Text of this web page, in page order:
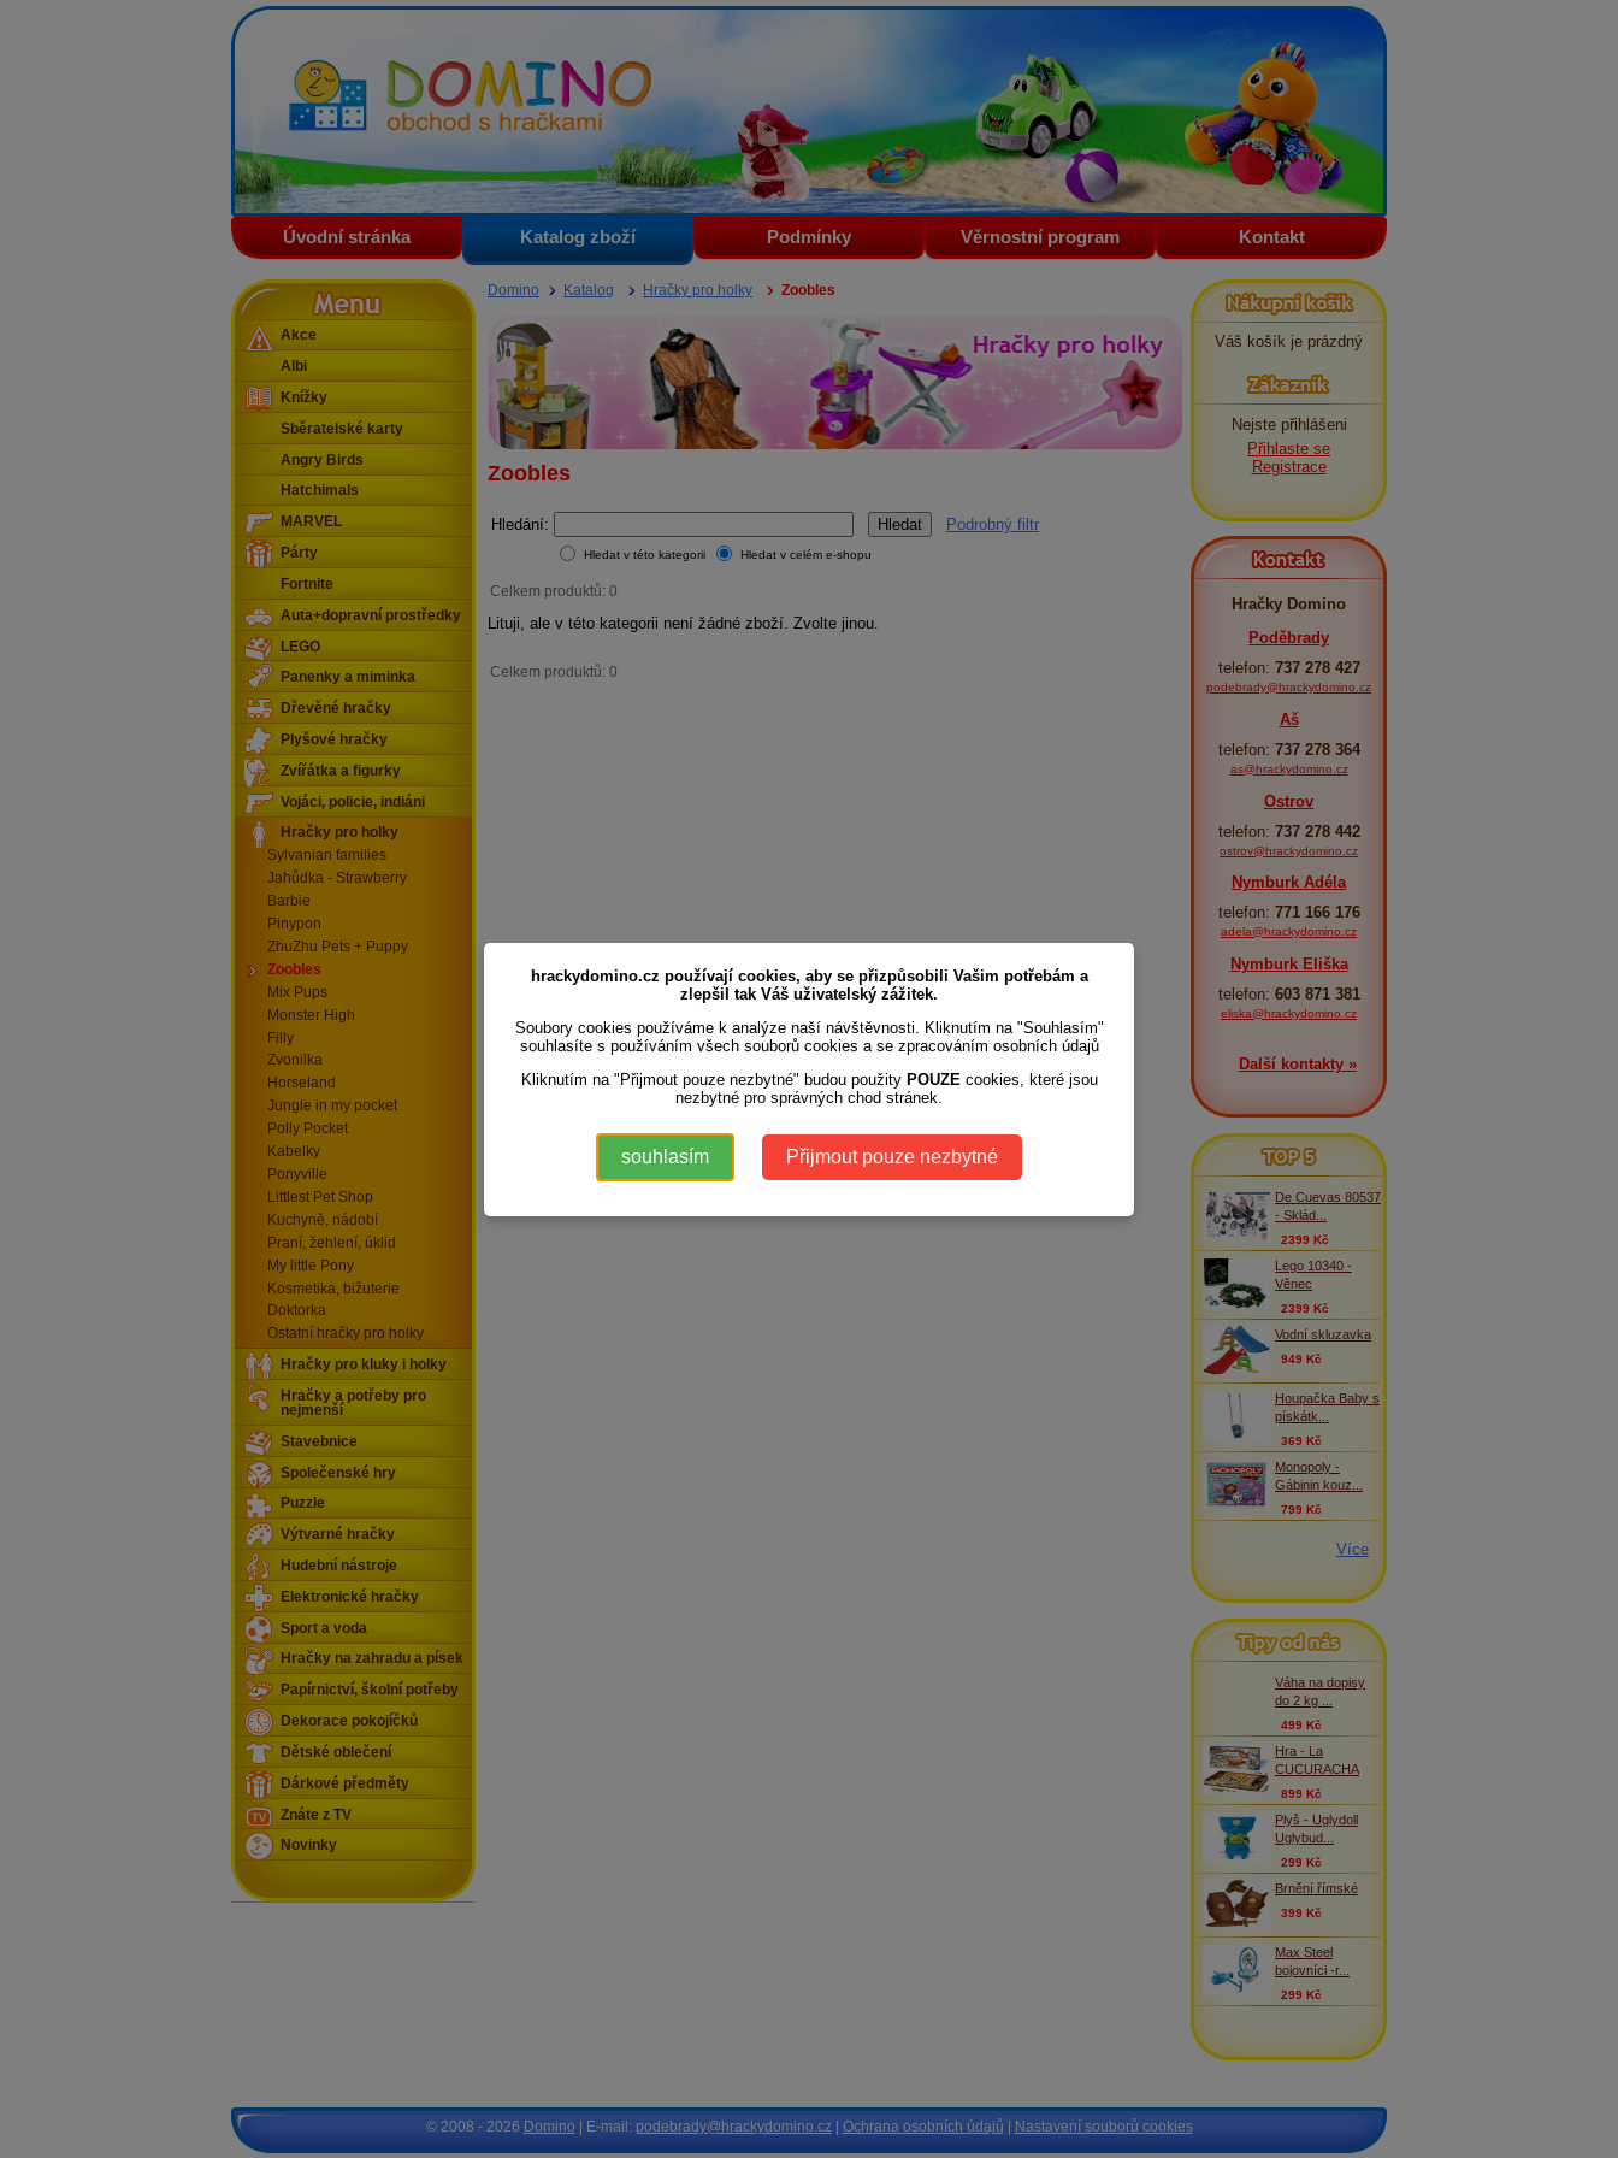
Domino - obchod s hračkami
Úvodní stránka Katalog zboží Podmínky Věrnostní program Kontakt
Domino Katalog Hračky pro holky Zoobles
Zoobles
Hledání: Podrobný filtr
Hledat v této kategorii Hledat v celém e-shopu
Celkem produktů: 0
Lituji, ale v této kategorii není žádné zboží. Zvolte jinou.
Celkem produktů: 0
Menu
Akce
Albi
Knížky
Sběratelské karty
Angry Birds
Hatchimals
MARVEL
Párty
Fortnite
Auta+dopravní prostředky
LEGO
Panenky a miminka
Dřevěné hračky
Plyšové hračky
Zvířátka a figurky
Vojáci, policie, indiáni
Hračky pro holky
Sylvanian families
Jahůdka - Strawberry
Barbie
Pinypon
ZhuZhu Pets + Puppy
Zoobles
Mix Pups
Monster High
Filly
Zvonilka
Horseland
Jungle in my pocket
Polly Pocket
Kabelky
Ponyville
Littlest Pet Shop
Kuchyně, nádobí
Praní, žehlení, úklid
My little Pony
Kosmetika, bižuterie
Doktorka
Ostatní hračky pro holky
Hračky pro kluky i holky
Hračky a potřeby pro
nejmenší
Stavebnice
Společenské hry
Puzzle
Výtvarné hračky
Hudební nástroje
Elektronické hračky
Sport a voda
Hračky na zahradu a písek
Papírnictví, školní potřeby
Dekorace pokojíčků
Dětské oblečení
Dárkové předměty
Znáte z TV
Novinky
Nákupní košík
Váš košík je prázdný
Zákazník
Nejste přihlášeni
Přihlaste se
Registrace
Kontakt
Hračky Domino
Poděbrady
telefon: 737 278 427
podebrady@hrackydomino.cz
Aš
telefon: 737 278 364
as@hrackydomino.cz
Ostrov
telefon: 737 278 442
ostrov@hrackydomino.cz
Nymburk Adéla
telefon: 771 166 176
adela@hrackydomino.cz
Nymburk Eliška
telefon: 603 871 381
eliska@hrackydomino.cz
Další kontakty »
TOP 5
De Cuevas 80537
- Sklád...
2399 Kč
Lego 10340 -
Věnec
2399 Kč
Vodní skluzavka
949 Kč
Houpačka Baby s
pískátk...
369 Kč
Monopoly -
Gábinin kouz...
799 Kč
Více
Tipy od nás
Váha na dopisy
do 2 kg ...
499 Kč
Hra - La
CUCURACHA
899 Kč
Plyš - Uglydoll
Uglybud...
299 Kč
Brnění římské
399 Kč
Max Steel
bojovníci -r...
299 Kč
hrackydomino.cz používají cookies, aby se přizpůsobili Vašim potřebám a
zlepšil tak Váš uživatelský zážitek.
Soubory cookies používáme k analýze naší návštěvnosti. Kliknutím na "Souhlasím"
souhlasíte s používáním všech souborů cookies a se zpracováním osobních údajů
Kliknutím na "Přijmout pouze nezbytné" budou použity POUZE cookies, které jsou
nezbytné pro správných chod stránek.
souhlasím Přijmout pouze nezbytné
© 2008 - 2026 Domino | E-mail: podebrady@hrackydomino.cz| Ochrana osobních údajů Nastavení souborů cookies